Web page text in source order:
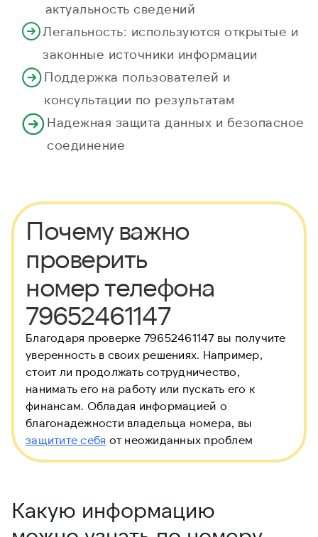
актуальность сведений
Легальность: используются открытые и
законные источники информации
Поддержка пользователей и
консультации по результатам
Надежная защита данных и безопасное
соединение
Почему важно
проверить
номер телефона
79652461147
Благодаря проверке 79652461147 вы получите
уверенность в своих решениях. Например,
стоит ли продолжать сотрудничество,
нанимать его на работу или пускать его к
финансам. Обладая информацией о
благонадежности владельца номера, вы
защитите себя от неожиданных проблем
Какую информацию